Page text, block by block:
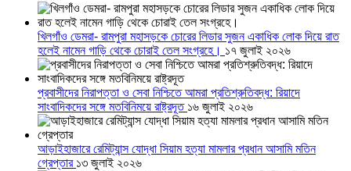
খিলগাঁও ডেমরা- রামপুরা মহাসড়কে চোরের লিডার সুজন একাধিক লোক দিয়ে রাত
হলেই নামেন গাড়ি থেকে চোরাই তেল সংগ্রহে। ১৭ জুলাই ২০২৬
প্রবাসীদের নিরাপত্তা ও সেবা নিশ্চিতে আমরা প্রতিশ্রুতিবদ্ধ: রিয়াদে
সাংবাদিকদের সঙ্গে মতবিনিময়ে রাষ্ট্রদূত ১৬ জুলাই ২০২৬
আড়াইহাজারে রেমিট্যান্স যোদ্ধা সিয়াম হত্যা মামলার প্রধান আসামি মতিন
গ্রেপ্তার ১৩ জুলাই ২০২৬